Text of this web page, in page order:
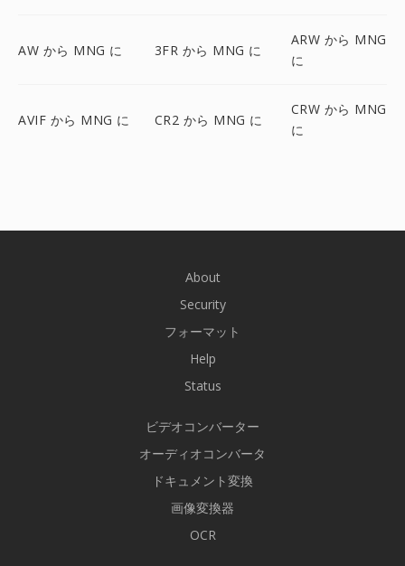
AW から MNG に 3FR から MNG に
ARW から MNG
に
AVIF から MNG に CR2 から MNG に
CRW から MNG
に
About
Security
フォーマット
Help
Status
ビデオコンバーター
オーディオコンバータ
ドキュメント変換
画像変換器
OCR